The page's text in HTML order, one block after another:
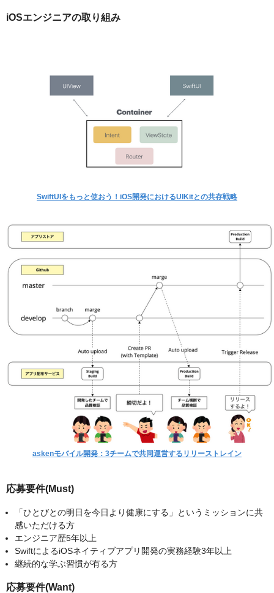
iOSエンジニアの取り組み
SwiftUIをもっと使おう！iOS開発におけるUIKitとの共存戦略
askenモバイル開発：3チームで共同運営するリリーストレイン
応募要件(Must)
「ひとびとの明日を今日より健康にする」というミッションに共
感いただける方
エンジニア歴5年以上
SwiftによるiOSネイティブアプリ開発の実務経験3年以上
継続的な学ぶ習慣が有る方
応募要件(Want)